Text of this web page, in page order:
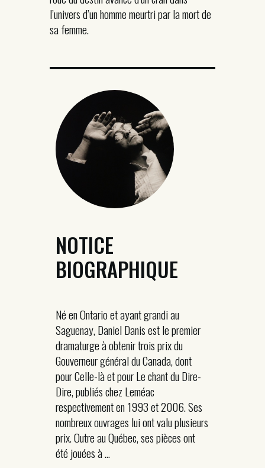
l’univers d’un homme meurtri par la mort de
sa femme.
NOTICE
BIOGRAPHIQUE
Né en Ontario et ayant grandi au
Saguenay, Daniel Danis est le premier
dramaturge à obtenir trois prix du
Gouverneur général du Canada, dont
pour Celle-là et pour Le chant du Dire-
Dire, publiés chez Leméac
respectivement en 1993 et 2006. Ses
nombreux ouvrages lui ont valu plusieurs
prix. Outre au Québec, ses pièces ont
été jouées à ...